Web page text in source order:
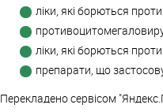
ліки, які борються проти
ліки, які борються проти
препарати, що
Перекладено сервісом